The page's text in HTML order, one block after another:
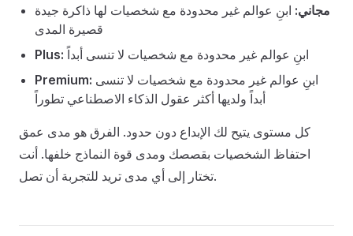
مجاني: ابنِ عوالم غير محدودة مع شخصيات لها ذاكرة جيدة
قصيرة المدى
Plus: ابنِ عوالم غير محدودة مع شخصيات لا تنسى أبداً
Premium:
أبداً ولديها أكثر عقول الذكاء الاصطناعي تطوراً
كل مستوى يتيح لك الإبداع دون حدود. الفرق هو مدى عمق
احتفاظ الشخصيات بقصصك ومدى قوة النماذج خلفها. أنت
تختار إلى أي مدى تريد للتجربة أن تصل.